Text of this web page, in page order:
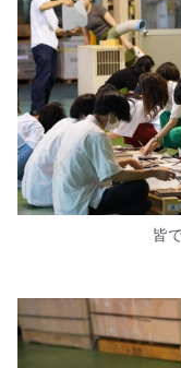
皆